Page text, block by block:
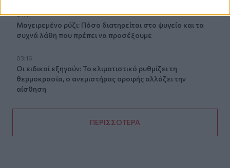
04:11
Μαγειρεμένο ρύζι: Πόσο διατηρείται στο ψυγείο και τα
συχνά λάθη που πρέπει να προσέξουμε
03:16
Οι ειδικοί εξηγούν: Το κλιματιστικό ρυθμίζει τη
θερμοκρασία, ο ανεμιστήρας οροφής αλλάζει την
αίσθηση
ΠΕΡΙΣΣΟΤΕΡΑ